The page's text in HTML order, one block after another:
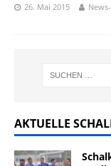
26. Mai 2015
AKTUELLE